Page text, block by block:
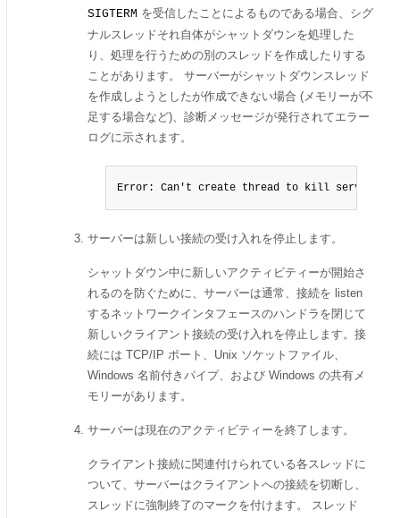
SIGTERM を受信したことによるものである場合、シグ
ナルスレッドそれ自体がシャットダウンを処理した
り、処理を行うための別のスレッドを作成したりする
ことがあります。 サーバーがシャットダウンスレッド
を作成しようとしたが作成できない場合 (メモリーが不
足する場合など)、診断メッセージが発行されてエラー
ログに示されます。
Error: Can't create thread to kill server
サーバーは新しい接続の受け入れを停止します。
シャットダウン中に新しいアクティビティーが開始さ
れるのを防ぐために、サーバーは通常、接続を listen
するネットワークインタフェースのハンドラを閉じて
新しいクライアント接続の受け入れを停止します。接
続には TCP/IP ポート、Unix ソケットファイル、
Windows 名前付きパイプ、および Windows の共有メ
モリーがあります。
サーバーは現在のアクティビティーを終了します。
クライアント接続に関連付けられている各スレッドに
ついて、サーバーはクライアントへの接続を切断し、
スレッドに強制終了のマークを付けます。 スレッド